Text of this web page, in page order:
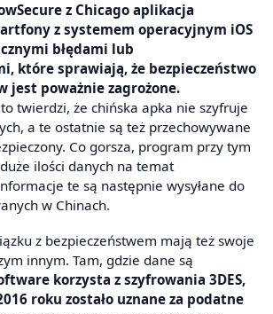
z Chicago aplikacja
z systemem operacyjnym iOS
błędami lub
które sprawiają, że bezpieczeństwo
jest poważnie zagrożone.
twierdzi, że chińska apka nie szyfruje
a te ostatnie są też przechowywane
Co gorsza, program przy tym
ilości danych na temat
te są następnie wysyłane do
w Chinach.
z bezpieczeństwem mają też swoje
innym. Tam, gdzie dane są
korzysta z szyfrowania 3DES,
roku zostało uznane za podatne